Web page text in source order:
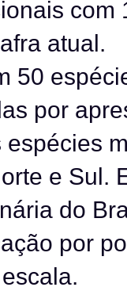
atual.
50
por
espécies
e Sul.
do
por